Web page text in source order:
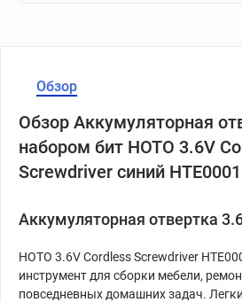
Обзор
Обзор Аккумуляторная
набором бит HOTO 3.6V
Screwdriver синий
Аккумуляторная отвертка
HOTO 3.6V Cordless Screwdriver
инструмент для сборки мебели,
повседневных домашних задач.